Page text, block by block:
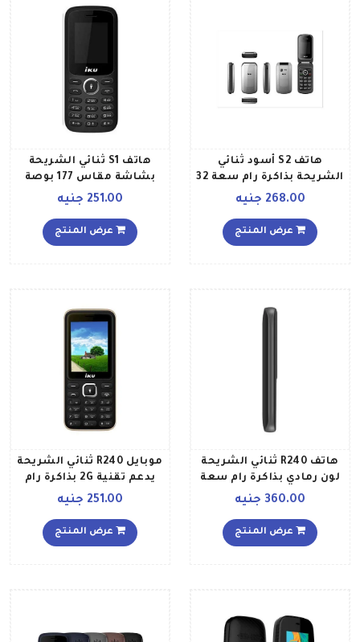
هاتف S2 أسود ثنائي
الشريحة بذاكرة رام سعة 32
جيجابايت وذاكرة داخلية
شبكة 2G
268.00 جنيه
عرض المنتج
هاتف S1 ثنائي الشريحة
بشاشة مقاس 177 بوصة
وذاكرة رام سعة 32 ميجابايت
تقنية 2G GSM، لون رمادي
251.00 جنيه
عرض المنتج
هاتف R240 ثنائي الشريحة
لون رمادي بذاكرة رام سعة
256 ميجابايت وذاكرة سعة
360.00 جنيه
عرض المنتج
موبايل R240 ثنائي الشريحة
يدعم تقنية 2G بذاكرة رام
251.00 جنيه
عرض المنتج